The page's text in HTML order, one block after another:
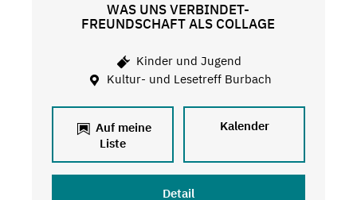
WAS UNS VERBINDET-
FREUNDSCHAFT ALS COLLAGE
Kinder und Jugend
Kultur- und Lesetreff Burbach
Auf meine
Liste
Kalender
Detail